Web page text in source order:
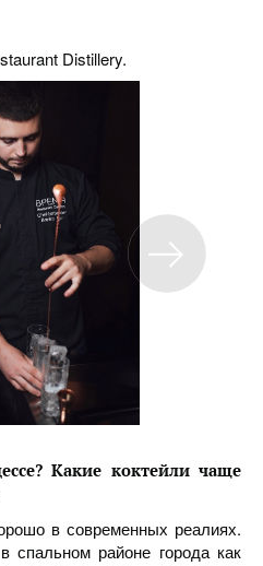
Distillery.
?Какие коктейли чаще
в современных реалиях.
спальном районе города как